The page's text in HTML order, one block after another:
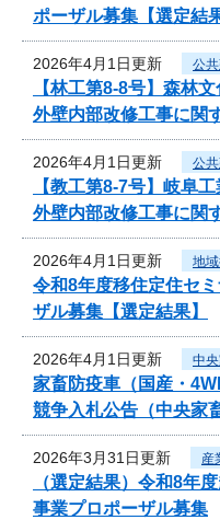
ポーザル募集【選定結果
2026年4月1日更新 公
【林工第8-8号】森林
外壁内部改修工事に関
2026年4月1日更新 公
【教工第8-7号】岐阜
外壁内部改修工事に関
2026年4月1日更新 地
令和8年度移住定住セ
ザル募集【選定結果】
2026年4月1日更新 中
家畜防疫車（国産・
競争入札公告（中央家
2026年3月31日更新 産
（選定結果）令和8年
事業プロポーザル募集